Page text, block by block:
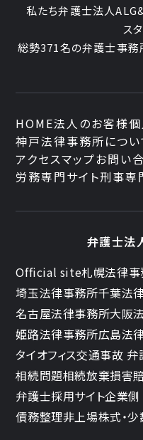
私たち弁護士法人
ス
総勢371名の弁護士事務
HOME法人のお客様
神戸法律事務所につい
アクセスマップお問い
労務専門サイト刑事専
弁護士法
Official site札幌法律
埼玉法律事務所千葉法
名古屋法律事務所大阪
姫路法律事務所広島法
タイオフィス交通事故 弁
相続問題相続放棄損害
弁護士採用サイト企業側
債務整理非上場株式・